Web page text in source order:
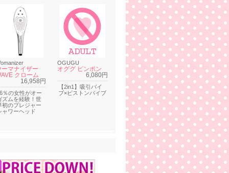
ーマナイザー
クローム
16,958円
％の女性がオー
ズムを経験！世
初のプレジャー
ャワーヘッド
OGUGU
オググ ピンポン
6,080円
【2in1】吸引バイ
ブ×ピストンバイブ